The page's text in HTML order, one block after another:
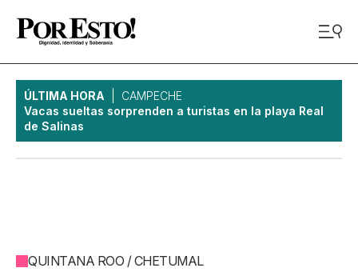
ÚLTIMA HORA
CAMPECHE
Vacas sueltas sorprenden a turistas en la playa Real
de Salinas
QUINTANA ROO / CHETUMAL